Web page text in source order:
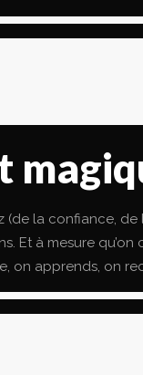
la confiance, de
Et à mesure
on apprends, on